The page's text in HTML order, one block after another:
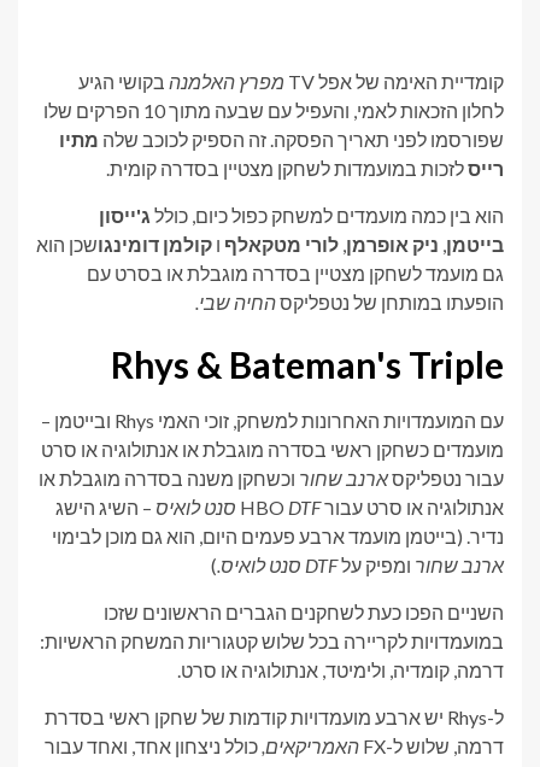
קומדיית האימה של אפל TV מפרץ האלמנה בקושי הגיע
לחלון הזכאות לאמי, והעפיל עם שבעה מתוך 10 הפרקים שלו
שפורסמו לפני תאריך הפסקה. זה הספיק לכוכב שלה מתיו
רייסלזכות במועמדות לשחקן מצטיין בסדרה קומית.
הוא בין כמה מועמדים למשחק כפול כיום, כולל ג'ייסון
בייטמן, ניק אופרמן, לורי מטקאלף ו קולמן דומינגושכן הוא
גם מועמד לשחקן מצטיין בסדרה מוגבלת או בסרט עם
הופעתו במותחן של נטפליקסהחיה שבי.
Rhys & Bateman's Triple
עם המועמדויות האחרונות למשחק, זוכי האמי Rhys ובייטמן –
מועמדים כשחקן ראשי בסדרה מוגבלת או אנתולוגיה או סרט
עבור נטפליקסארנב שחור וכשחקן משנה בסדרה מוגבלת או
אנתולוגיה או סרט עבור HBODTF סנט לואיס
– השיג הישג
נדיר. (בייטמן מועמד ארבע פעמים היום, הוא גם מוכן לבימוי
ארנב שחור ומפיק עלDTF סנט לואיס. )
השניים הפכו כעת לשחקנים הגברים הראשונים שזכו
במועמדויות לקריירה בכל שלוש קטגוריות המשחק הראשיות:
דרמה, קומדיה, ולימיטד, אנתולוגיה או סרט.
ל-Rhys יש ארבע מועמדויות קודמות של שחקן ראשי בסדרת
דרמה, שלוש ל-FX
האמריקאים,כולל ניצחון אחד, ואחד עבור